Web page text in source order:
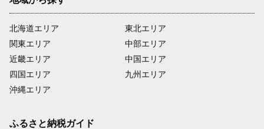
北海道エリア
関東エリア
近畿エリア
四国エリア
沖縄エリア
東北エリア
中部エリア
中国エリア
九州エリア
ふるさと納税ガイド